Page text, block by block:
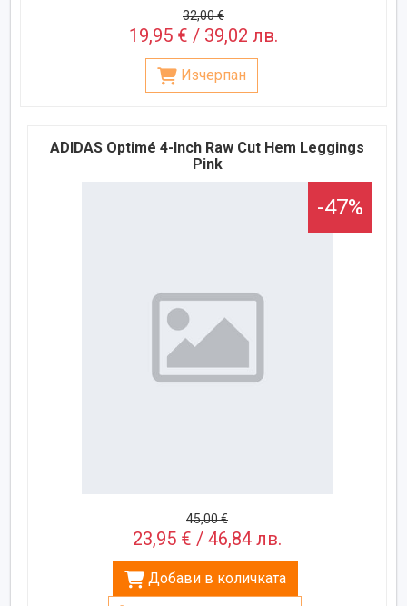
32,00 €
19,95 € / 39,02 лв.
Изчерпан
ADIDAS Optimé 4-Inch Raw Cut Hem Leggings
Pink
-47%
45,00 €
23,95 € / 46,84 лв.
Добави в количката